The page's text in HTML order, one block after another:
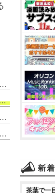
1. 【カンヌ映画祭】岡本多緒、日本人初の最優秀女優賞 濱口竜介監督『急に具合が悪くなる』ヴィルジニー・エフィラとW受賞の快挙
3. 岡本多緒、日本人初のカンヌ女優賞までの軌跡 トップモデルから『ウルヴァリン：SAMURAI』出演も
4. 岡本多緒、日本人初のカンヌ最優秀女優賞に「一生現実味が湧かないかも」 『急に具合が悪くなる』凱旋会見
茶葉で一